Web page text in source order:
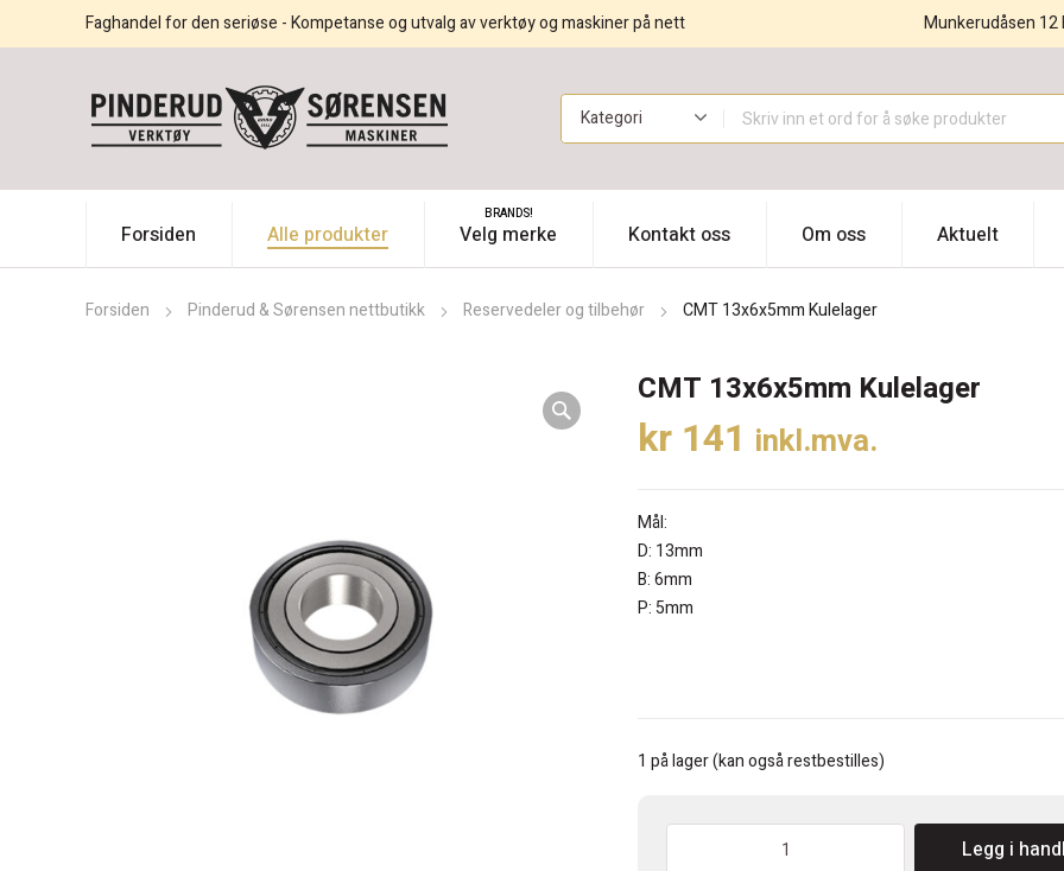
Faghandel for den seriøse - Kompetanse og utvalg av verktøy og maskiner på nett Munkerudåsen 12
Forsiden Alle produkter Velg merke
BRANDS!
Kontakt oss Om oss Aktuelt
Forsiden Pinderud & Sørensen nettbutikk Reservedeler og tilbehør CMT 13x6x5mm Kulelager
CMT 13x6x5mm Kulelager
kr 141 inkl.mva.
Mål:
D: 13mm
B: 6mm
P: 5mm
1 på lager (kan også restbestilles)
Legg i